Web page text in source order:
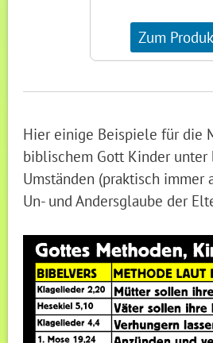
Zum
Hier einige Beispiele für die
biblischem Gott Kinder unter
Umständen (praktisch immer
Un- und Andersglaube der